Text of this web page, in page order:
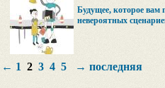
Будущее, которое вам
невероятных
1 2 3 4 5 → последняя